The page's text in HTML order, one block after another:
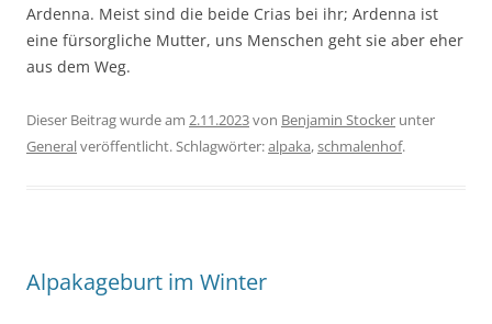
Ardenna. Meist sind die beide Crias bei ihr; Ardenna ist
eine fürsorgliche Mutter, uns Menschen geht sie aber eher
aus dem Weg.
Dieser Beitrag wurde am 2.11.2023von Benjamin Stocker unter
Generalveröffentlicht. Schlagwörter:alpaka,schmalenhof.
Alpakageburt im Winter